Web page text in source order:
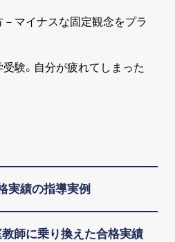
マイナスな固定観念をプラ
験。自分が疲れてしまった
実績の指導実例
師に乗り換えた合格実績